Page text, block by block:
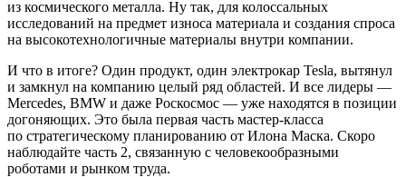
из космического металла. Ну так, для колоссальных
исследований на предмет износа материала и создания спроса
на высокотехнологичные материалы внутри компании.
И что в итоге? Один продукт, один электрокар Tesla, вытянул
и замкнул на компанию целый ряд областей. И все лидеры —
Mercedes, BMW и даже Роскосмос — уже находятся в позиции
догоняющих. Это была первая часть мастер-класса
по стратегическому планированию от Илона Маска. Скоро
наблюдайте часть 2, связанную с человекообразными
роботами и рынком труда.